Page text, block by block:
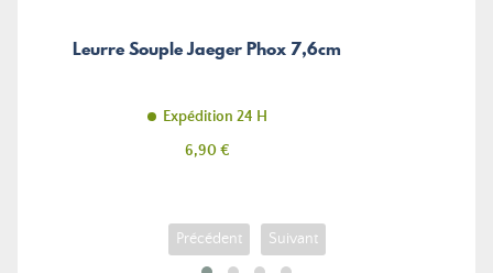
Leurre Souple Jaeger Phox 7,6cm
Expédition 24 H
Prix
6,90 €
Précédent Suivant